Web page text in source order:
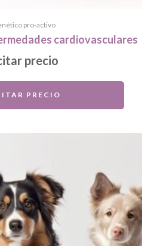
pro-activo
cardiovasculares
precio
PRECIO